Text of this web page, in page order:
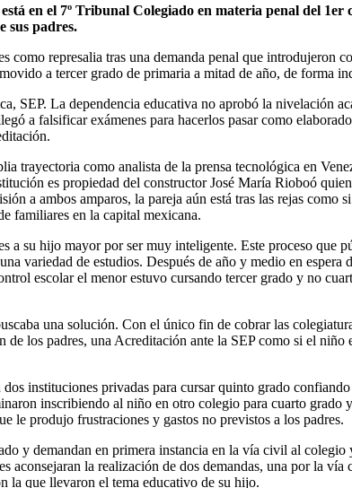
en el 7º Tribunal Colegiado en materia penal del
sus padres.
represalia tras una demanda penal que introdujeron
a tercer grado de primaria a mitad de año, de forma
La dependencia educativa no aprobó la nivelación
a falsificar exámenes para hacerlos pasar como
como analista de la prensa tecnológica en
es propiedad del constructor José María Rioboó
a ambos amparos, la pareja aún está tras las rejas como
familiares en la capital mexicana.
su hijo mayor por ser muy inteligente. Este proceso que
variedad de estudios. Después de año y medio en espera
escolar el menor estuvo cursando tercer grado y no
una solución. Con el único fin de cobrar las
los padres, una Acreditación ante la SEP como si el
instituciones privadas para cursar quinto grado
inscribiendo al niño en otro colegio para cuarto grado
le produjo frustraciones y gastos no previstos a los padres.
y demandan en primera instancia en la vía civil al
aconsejaran la realización de dos demandas, una por la
la que llevaron el tema educativo de su hijo.